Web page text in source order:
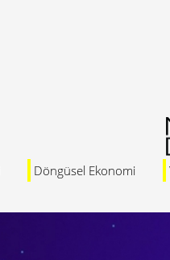
Döngüsel Ekonomi